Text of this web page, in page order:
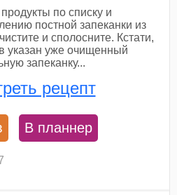
по списку и
постной запеканки из
и сполосните. Кстати,
указан уже очищенный
запеканку...
рецепт
В планнер